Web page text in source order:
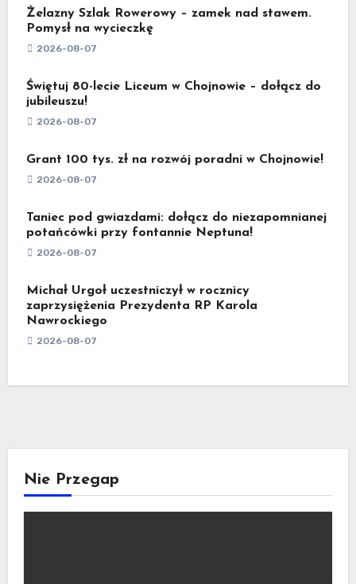
Żelazny Szlak Rowerowy – zamek nad stawem.
Pomysł na wycieczkę
2026-08-07
Świętuj 80-lecie Liceum w Chojnowie – dołącz do
jubileuszu!
2026-08-07
Grant 100 tys. zł na rozwój poradni w Chojnowie!
2026-08-07
Taniec pod gwiazdami: dołącz do niezapomnianej
potańcówki przy fontannie Neptuna!
2026-08-07
Michał Urgoł uczestniczył w rocznicy
zaprzysiężenia Prezydenta RP Karola
Nawrockiego
2026-08-07
Nie Przegap